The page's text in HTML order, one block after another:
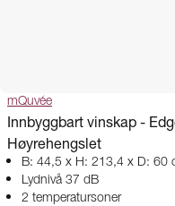
mQuvée
Innbyggbart vinskap -
Høyrehengslet
B: 44,5 x H: 213,4 x D: 60
Lydnivå 37 dB
2 temperatursoner